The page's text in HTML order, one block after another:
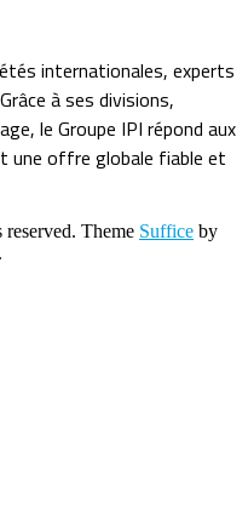
internationales, experts
à ses divisions,
le Groupe IPI répond aux
une offre globale fiable et
Theme Suffice by
.